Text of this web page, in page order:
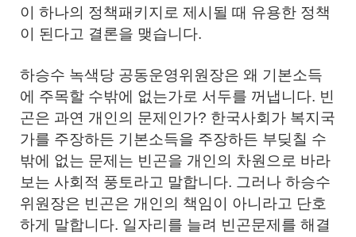
이 하나의 정책패키지로 제시될 때 유용한 정책
이 된다고 결론을 맺습니다.
하승수 녹색당 공동운영위원장은 왜 기본소득
에 주목할 수밖에 없는가로 서두를 꺼냅니다. 빈
곤은 과연 개인의 문제인가? 한국사회가 복지국
가를 주장하든 기본소득을 주장하든 부딪칠 수
밖에 없는 문제는 빈곤을 개인의 차원으로 바라
보는 사회적 풍토라고 말합니다. 그러나 하승수
위원장은 빈곤은 개인의 책임이 아니라고 단호
하게 말합니다. 일자리를 늘려 빈곤문제를 해결